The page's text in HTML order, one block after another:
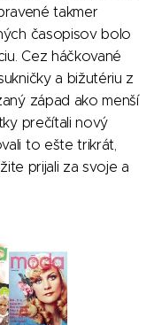
takmer
časopisov bolo
Cez háčkované
a bižutériu z
západ ako menší
prečítali nový
to ešte trikrát,
prijali za svoje a